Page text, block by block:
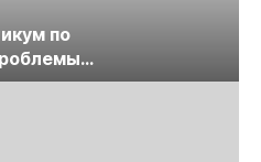
по
экспертизы